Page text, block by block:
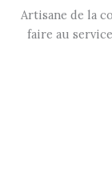
Artisane de la
faire au